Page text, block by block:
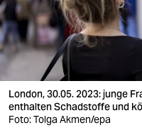
wahrheit
verlag
verlag
veranstaltungen
shop
London, 30.05. 2023: junge
enthalten Schadstoffe und
Foto: Tolga Akmen/epa